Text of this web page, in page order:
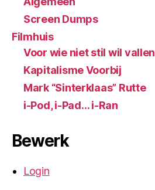
Screen Dumps
Filmhuis
Voor wie niet stil wil vallen
Kapitalisme Voorbij
Mark “Sinterklaas” Rutte
i-Pod, i-Pad… i-Ran
Bewerk
Login